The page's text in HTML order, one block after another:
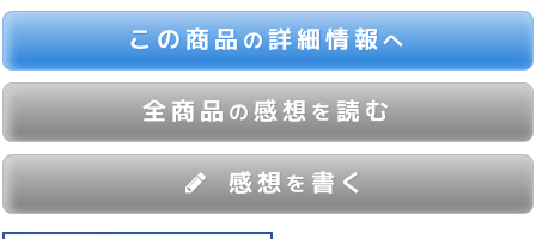
この商品の詳細情報へ
全商品の感想を 読む
感想を 書く